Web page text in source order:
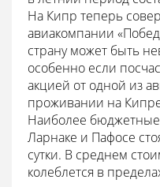
На Кипр теперь
авиакомпании
страну может быть
особенно если
акцией от одной из
проживании на
Наиболее
Ларнаке и Пафосе
сутки. В среднем
колеблется в